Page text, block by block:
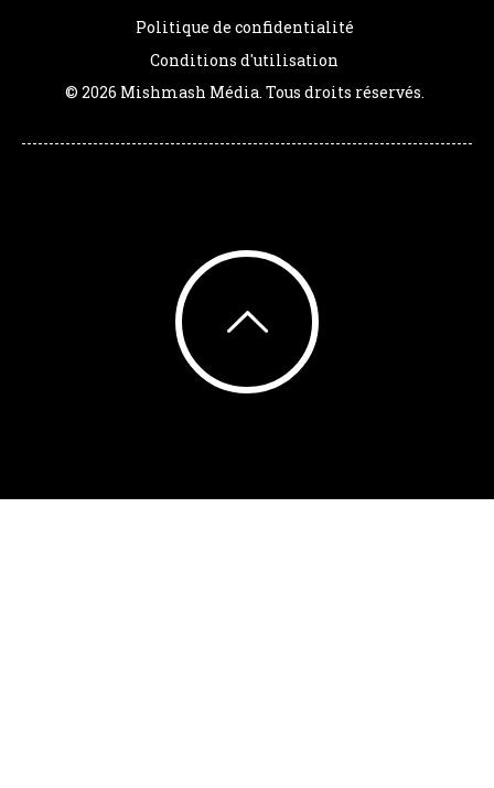
Politique de confidentialité
Conditions d'utilisation
© 2026 Mishmash Média. Tous droits réservés.